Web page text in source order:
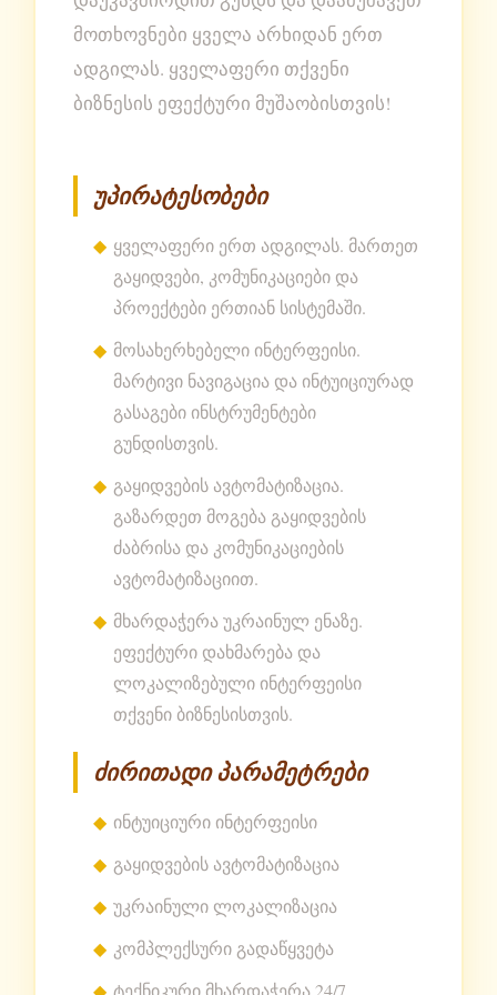
მოთხოვნები ყველა არხიდან ერთ
ადგილას. ყველაფერი თქვენი
ბიზნესის ეფექტური მუშაობისთვის!
უპირატესობები
ყველაფერი ერთ ადგილას. მართეთ
გაყიდვები, კომუნიკაციები და
პროექტები ერთიან სისტემაში.
მოსახერხებელი ინტერფეისი.
მარტივი ნავიგაცია და ინტუიციურად
გასაგები ინსტრუმენტები
გუნდისთვის.
გაყიდვების ავტომატიზაცია.
გაზარდეთ მოგება გაყიდვების
ძაბრისა და კომუნიკაციების
ავტომატიზაციით.
მხარდაჭერა უკრაინულ ენაზე.
ეფექტური დახმარება და
ლოკალიზებული ინტერფეისი
თქვენი ბიზნესისთვის.
ძირითადი პარამეტრები
ინტუიციური ინტერფეისი
გაყიდვების ავტომატიზაცია
უკრაინული ლოკალიზაცია
კომპლექსური გადაწყვეტა
ტექნიკური მხარდაჭერა 24/7